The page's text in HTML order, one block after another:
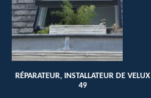
RÉPARATEUR, INSTALLATEUR DE VELUX
49